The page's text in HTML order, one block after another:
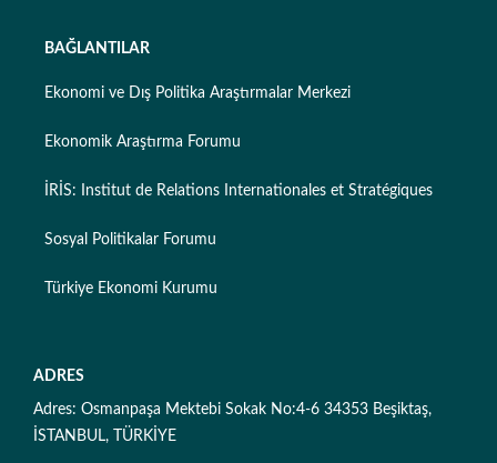
BAĞLANTILAR
Ekonomi ve Dış Politika Araştırmalar Merkezi
Ekonomik Araştırma Forumu
İRİS: Institut de Relations Internationales et Stratégiques
Sosyal Politikalar Forumu
Türkiye Ekonomi Kurumu
ADRES
Adres: Osmanpaşa Mektebi Sokak No:4-6 34353 Beşiktaş,
İSTANBUL, TÜRKİYE